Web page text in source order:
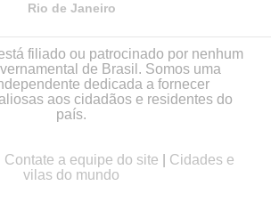
Rio de Janeiro
filiado ou patrocinado por nenhum
de Brasil. Somos uma
dedicada a fornecer
aos cidadãos e residentes do
país.
Contate a equipe do site
Cidades e
vilas do mundo